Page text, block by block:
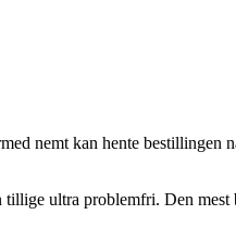
nemt kan hente bestillingen
ultra problemfri. Den